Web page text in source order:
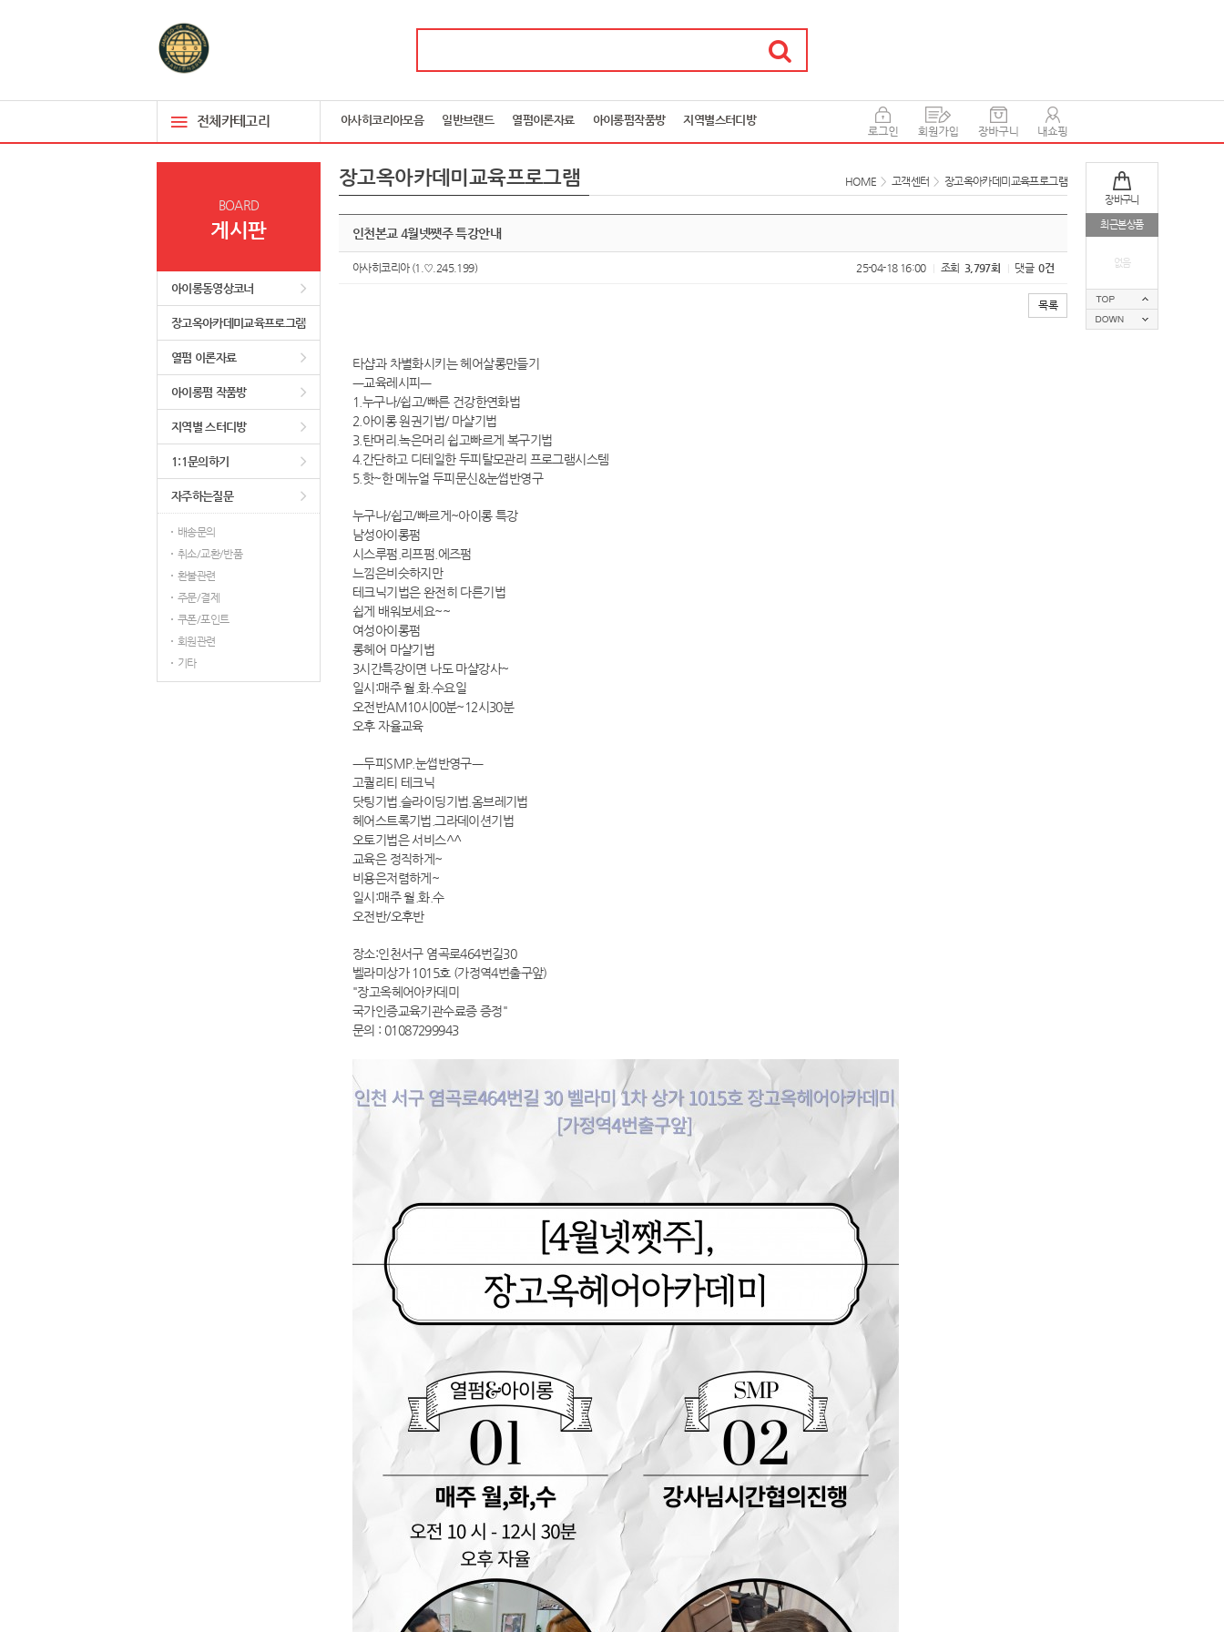
전체카테고리 아사히코리아모음 일반브랜드 열펌이론자료 아이롱펌작품방 지역별스터디방
장바구니
최근본상품
없음
BOARD
게시판
아이롱동영상코너
장고옥아카데미교육프로그램
열펌 이론자료
아이롱펌 작품방
지역별 스터디방
1:1문의하기
자주하는질문
배송문의
취소/교환/반품
환불관련
주문/결제
쿠폰/포인트
회원관련
기타
장고옥아카데미교육프로그램 HOME > 고객센터 > 장고옥아카데미교육프로그램
인천본교 4월넷쨋주 특강안내
아사히코리아(1.♡.245.199) 25-04-18 16:00 조회 3,797회 댓글 0건
목록
타샵과 차별화시키는 헤어살롱만들기
ㅡ교육레시피ㅡ
1.누구나/쉽고/빠른 건강한연화법
2.아이롱 원권기법/ 마샬기법
3.탄머리.녹은머리 쉽고빠르게 복구기법
4.간단하고 디테일한 두피탈모관리 프로그램시스템
5.핫~한 메뉴얼 두피문신&눈썹반영구
누구나/쉽고/빠르게~아이롱 특강
남성아이롱펌
시스루펌.리프펌.에즈펌
느낌은비슷하지만
테크닉기법은 완전히 다른기법
쉽게 배워보세요~~
여성아이롱펌
롱헤어 마샬기법
3시간특강이면 나도 마샬강사~
일시:매주 월.화.수요일
오전반AM10시00분~12시30분
오후 자율교육
ㅡ두피SMP.눈썹반영구ㅡ
고퀄리티 테크닉
닷팅기법.슬라이딩기법.옴브레기법
헤어스트록기법.그라데이션기법
오토기법은 서비스^^
교육은 정직하게~
비용은저렴하게~
일시:매주 월.화.수
오전반/오후반
장소:인천서구 염곡로464번길30
벨라미상가 1015호 (가정역4번출구앞)
"장고옥헤어아카데미
국가인증교육기관수료증 증정"
문의 : 01087299943